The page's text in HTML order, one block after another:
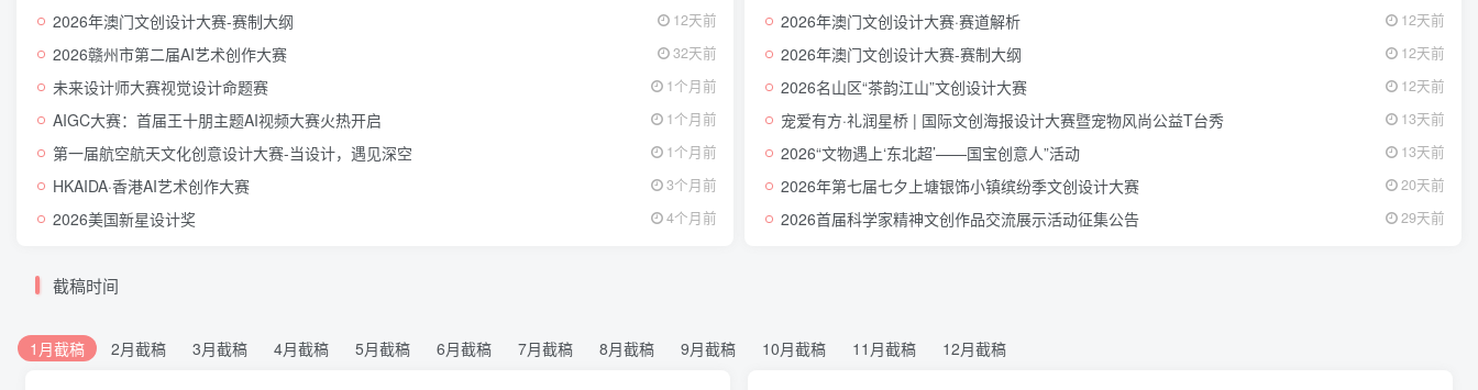
2026年澳门文创设计大赛-赛制大纲 12天前
2026赣州市第二届AI艺术创作大赛 32天前
未来设计师大赛视觉设计命题赛 1个月前
AIGC大赛：首届王十朋主题AI视频大赛火热开启 1个月前
第一届航空航天文化创意设计大赛-当设计，遇见深空 1个月前
HKAIDA·香港AI艺术创作大赛 3个月前
2026美国新星设计奖 4个月前
2026年澳门文创设计大赛·赛道解析 12天前
2026年澳门文创设计大赛-赛制大纲 12天前
2026名山区“茶韵江山”文创设计大赛 12天前
宠爱有方·礼润星桥 | 国际文创海报设计大赛暨宠物风尚公益T台秀 13天前
2026“文物遇上‘东北超’——国宝创意人”活动 13天前
2026年第七届七夕上塘银饰小镇缤纷季文创设计大赛 20天前
2026首届科学家精神文创作品交流展示活动征集公告 29天前
截稿时间
1月截稿 2月截稿 3月截稿 4月截稿 5月截稿 6月截稿 7月截稿 8月截稿 9月截稿 10月截稿 11月截稿 12月截稿